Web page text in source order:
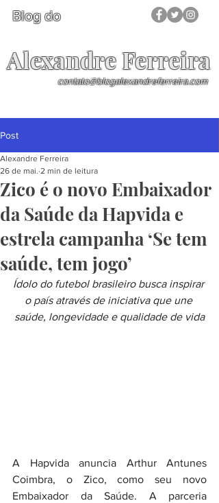
Blog do
Alexandre Ferreira
contato@blogalexandreferreira.com
Post
Zico é o novo Embaixador
da Saúde da Hapvida e
estrela campanha ‘Se tem
saúde, tem jogo’
Alexandre Ferreira
26 de mai. 2 min de leitura
Ídolo do futebol brasileiro busca inspirar
o país através de iniciativa que une
saúde, longevidade e qualidade de vida
A Hapvida anuncia Arthur Antunes
Coimbra, o Zico, como seu novo
Embaixador da Saúde. A parceria